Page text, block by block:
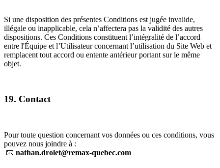
Si une disposition des présentes Conditions est jugée invalide,
illégale ou inapplicable, cela n’affectera pas la validité des autres
dispositions. Ces Conditions constituent l’intégralité de l’accord
entre l'Équipe et l’Utilisateur concernant l’utilisation du Site Web et
remplacent tout accord ou entente antérieur portant sur le même
objet.
19. Contact
Pour toute question concernant vos données ou ces conditions, vous
pouvez nous joindre à :
📧 nathan.drolet@remax-quebec.com